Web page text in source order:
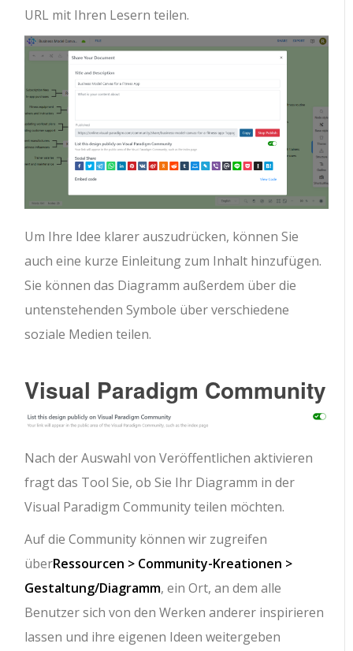
URL mit Ihren Lesern teilen.
Um Ihre Idee klarer auszudrücken, können Sie
auch eine kurze Einleitung zum Inhalt hinzufügen.
Sie können das Diagramm außerdem über die
untenstehenden Symbole über verschiedene
soziale Medien teilen.
Visual Paradigm Community
Nach der Auswahl von Veröffentlichen aktivieren
fragt das Tool Sie, ob Sie Ihr Diagramm in der
Visual Paradigm Community teilen möchten.
Auf die Community können wir zugreifen
überRessourcen > Community-Kreationen >
Gestaltung/Diagramm, ein Ort, an dem alle
Benutzer sich von den Werken anderer inspirieren
lassen und ihre eigenen Ideen weitergeben